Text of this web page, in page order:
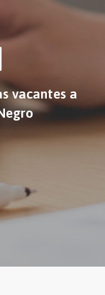
vacantes a